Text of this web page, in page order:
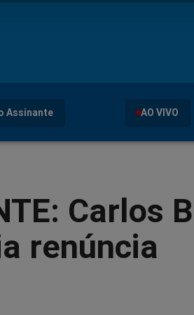
Assinante AO VIVO
Carlos
renúncia